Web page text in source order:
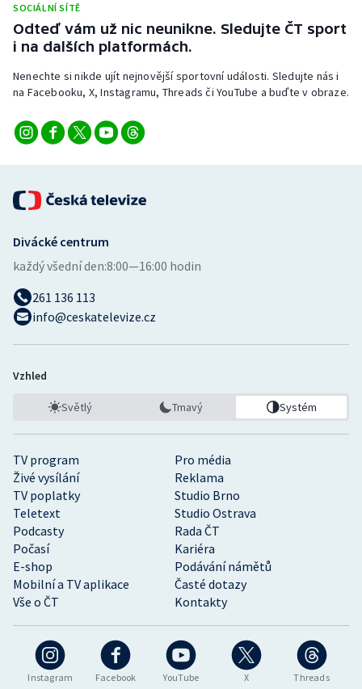
SOCIÁLNÍ SÍTĚ
Odteď vám už nic neunikne. Sledujte ČT sport
i na dalších platformách.
Nenechte si nikde ujít nejnovější sportovní události. Sledujte nás i
na Facebooku, X, Instagramu, Threads či YouTube a buďte v obraze.
Instagram Facebook YouTube X Threads
TV program
Pro média
Živé vysílání
Reklama
TV poplatky
Studio Brno
Teletext
Studio Ostrava
Podcasty
Rada ČT
Počasí
Kariéra
E-shop
Podávání námětů
Mobilní a TV aplikace
Časté dotazy
Vše o ČT
Kontakty
Divácké centrum
každý všední den:8:00—16:00 hodin
261 136 113
info@ceskatelevize.cz
Vzhled
Světlý Tmavý Systém